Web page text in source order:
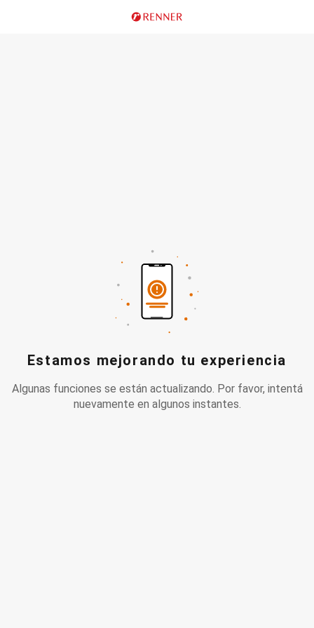
Estamos mejorando tu experiencia
Algunas funciones se están actualizando. Por favor, intentá
nuevamente en algunos instantes.